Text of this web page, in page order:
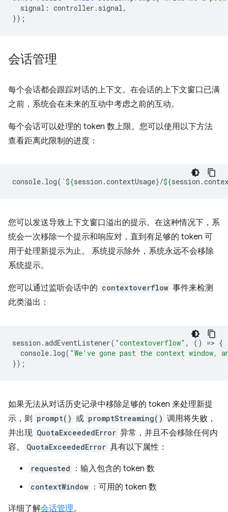
signal : controller . signal,
});
会话管理
每个会话都会跟踪对话的上下文。在会话的上下文窗口已满
之前，系统会在未来的互动中考虑之前的互动。
每个会话可以处理的 token 数上限。您可以使用以下方法
查看距离此限制的进度：
console. log( `${session .contextUsage}/${session .
您可以发送导致上下文窗口溢出的提示。在这种情况下，系
统会一次移除一个提示和响应对，直到有足够的 token 可
用于处理新提示为止。 系统提示除外，系统永远不会移除
系统提示。
您可以通过监听会话中的 contextoverflow 事件来检测
此类溢出：
session .addEventListener( "contextoverflow" , () => {
console. log( "We've gone past the context window,
});
如果无法从对话历史记录中移除足够的 token 来处理新提
示，则 prompt() 或 promptStreaming() 调用将失败，
并出现 QuotaExceededError 异常，并且不会移除任何内
容。
QuotaExceededError 具有以下属性：
requested ：输入包含的 token 数
contextWindow ：可用的 token 数
详细了解会话管理。